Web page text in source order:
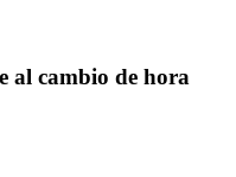
al cambio de hora